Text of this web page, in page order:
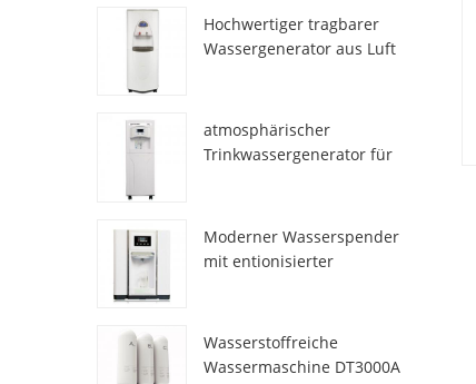
Hochwertiger tragbarer
Wassergenerator aus Luft
atmosphärischer
Trinkwassergenerator für
Moderner Wasserspender
mit entionisierter
Wasserstoffreiche
Wassermaschine DT3000A